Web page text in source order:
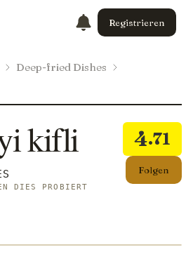
Registrieren
Deep-fried Dishes
4.71
Folgen
kifli
DIES PROBIERT